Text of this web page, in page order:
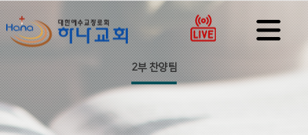
2부 찬양팀